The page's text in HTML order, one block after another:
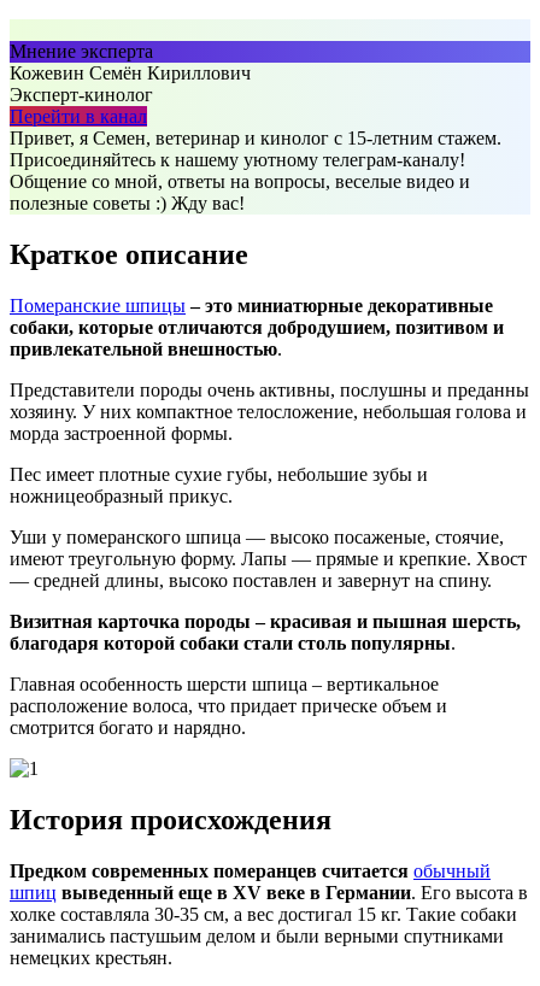
Мнение эксперта
Кожевин Семён Кириллович
Эксперт-кинолог
Перейти в канал
Привет, я Семен, ветеринар и кинолог с 15-летним стажем.
Присоединяйтесь к нашему уютному телеграм-каналу!
Общение со мной, ответы на вопросы, веселые видео и
полезные советы :) Жду вас!
Краткое описание
Померанские шпицы– это миниатюрные декоративные
собаки, которые отличаются добродушием, позитивом и
привлекательной внешностью.
Представители породы очень активны, послушны и преданны
хозяину. У них компактное телосложение, небольшая голова и
морда застроенной формы.
Пес имеет плотные сухие губы, небольшие зубы и
ножницеобразный прикус.
Уши у померанского шпица — высоко посаженые, стоячие,
имеют треугольную форму. Лапы — прямые и крепкие. Хвост
— средней длины, высоко поставлен и завернут на спину.
Визитная карточка породы – красивая и пышная шерсть,
благодаря которой собаки стали столь популярны.
Главная особенность шерсти шпица – вертикальное
расположение волоса, что придает прическе объем и
смотрится богато и нарядно.
История происхождения
Предком современных померанцев считается обычный
шпиц выведенный еще в XV веке в Германии. Его высота в
холке составляла 30-35 см, а вес достигал 15 кг. Такие собаки
занимались пастушьим делом и были верными спутниками
немецких крестьян.